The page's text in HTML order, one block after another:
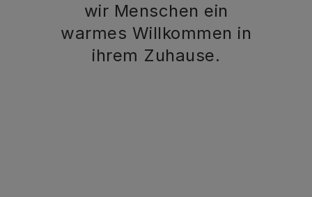
wir Menschen ein
warmes Willkommen in
ihrem Zuhause.